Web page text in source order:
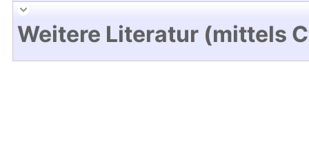
Weitere Literatur (mittels